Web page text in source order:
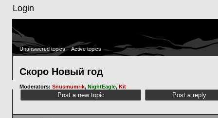
Login
Unanswered topics Active topics
Скоро Новый год
Moderators: Snusmumrik, NightEagle, Kit
Post a new topic Post a reply